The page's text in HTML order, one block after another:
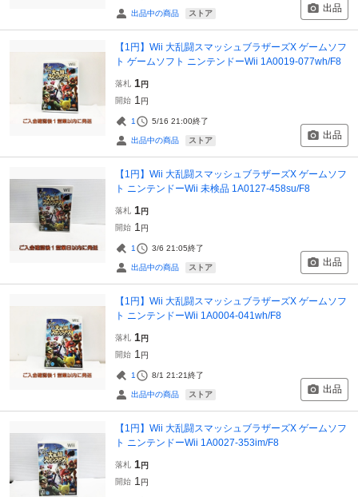
出品中の商品 ストア 出品
【1円】Wii 大乱闘スマッシュブラザーズX ゲームソフ
ト ゲームソフト ニンテンドーWii 1A0019-077wh/F8
落札 1円
開始 1 円
1 5/16 21:00終了
出品中の商品 ストア 出品
【1円】Wii 大乱闘スマッシュブラザーズX ゲームソフ
ト ニンテンドーWii 未検品 1A0127-458su/F8
落札 1円
開始 1 円
1 3/6 21:05終了
出品中の商品 ストア 出品
【1円】Wii 大乱闘スマッシュブラザーズX ゲームソフ
ト ニンテンドーWii 1A0004-041wh/F8
落札 1円
開始 1 円
1 8/1 21:21終了
出品中の商品 ストア 出品
【1円】Wii 大乱闘スマッシュブラザーズX ゲームソフ
ト ニンテンドーWii 1A0027-353im/F8
落札 1円
開始 1 円